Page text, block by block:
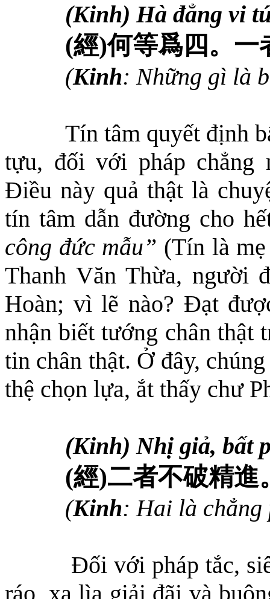
(Kinh) Hà đẳng vi
(經)何等爲四。一
(Kinh: Những gì là
Tín tâm quyết định
tựu, đối với pháp chẳng
Điều này quả thật là
tín tâm dẫn đường cho
công đức mẫu” (Tín là
Thanh Văn Thừa, người
Hoàn; vì lẽ nào? Đạt
nhận biết tướng chân thật
tin chân thật. Ở đây,
thệ chọn lựa, ắt thấy chư
(Kinh) Nhị giả, bất
(經)二者不破精進
(Kinh: Hai là chẳng
Đối với pháp tắc,
ráo, xa lìa giải đãi và